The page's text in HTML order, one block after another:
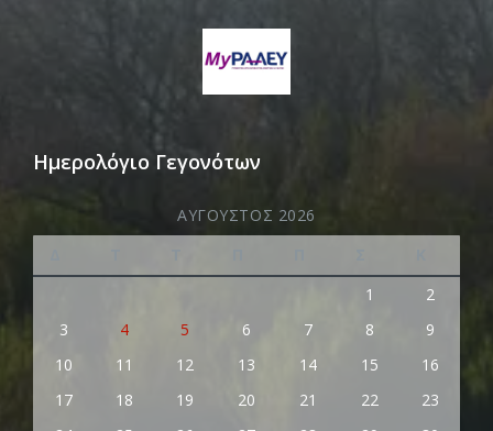
Ημερολόγιο Γεγονότων
ΑΎΓΟΥΣΤΟΣ 2026
1
2
3
4 5 6 7 8
9
10
11 12 13 14 15
16
17
18 19 20 21 22
23